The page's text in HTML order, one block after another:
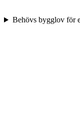
Behövs bygglov för